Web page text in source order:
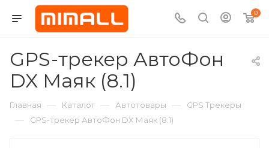
0
GPS-трекер АвтоФон
DX Маяк (8.1)
Главная — Каталог — Автотовары — GPS Трекеры
— GPS-трекер АвтоФон DX Маяк (8.1)